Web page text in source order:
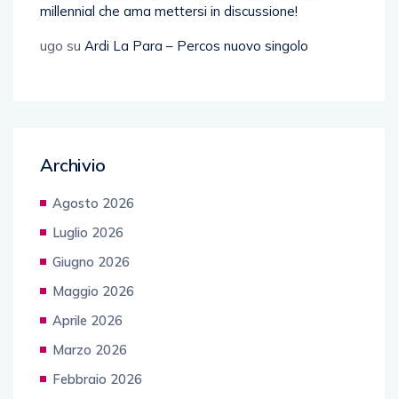
millennial che ama mettersi in discussione!
ugo su Ardi La Para – Percos nuovo singolo
Archivio
Agosto 2026
Luglio 2026
Giugno 2026
Maggio 2026
Aprile 2026
Marzo 2026
Febbraio 2026